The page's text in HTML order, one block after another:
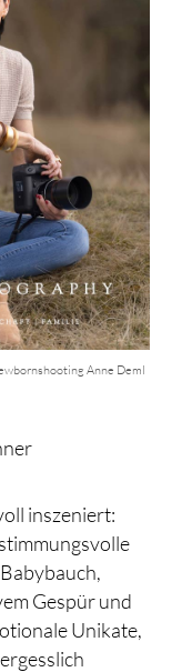
Anne Deml
inszeniert:
Gespür und
Unikate,